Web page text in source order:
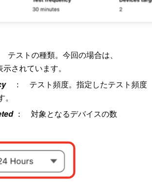
ストの種類。今回の場合は、
されています。
： テスト頻度。指定したテスト頻度
： 対象となるデバイスの数